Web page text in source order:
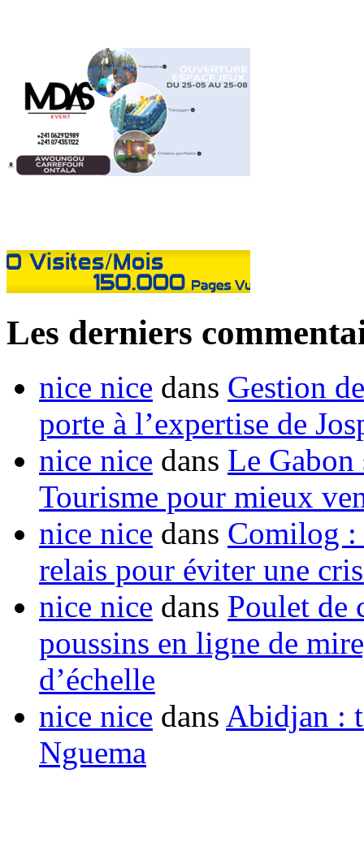
Les derniers
nice nice dans Gestion
porte à l’expertise de
nice nice dans Le Gabon
Tourisme pour mieux
nice nice dans Comilog :
relais pour éviter une
nice nice dans Poulet de
poussins en ligne de
d’échelle
nice nice dans Abidjan :
Nguema